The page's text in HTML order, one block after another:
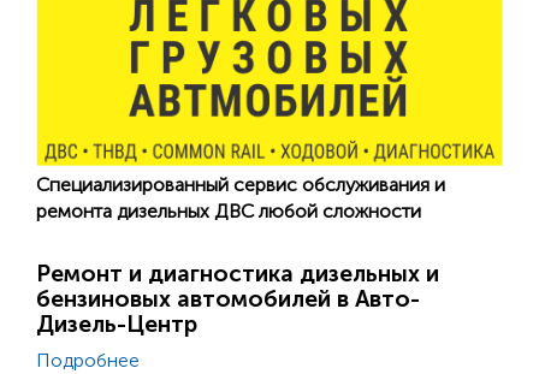
Специализированный сервис обслуживания и
ремонта дизельных ДВС любой сложности
Ремонт и диагностика дизельных и
бензиновых автомобилей в Авто-
Дизель-Центр
Подробнее